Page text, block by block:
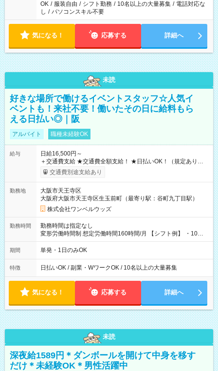
OK / 服装自由 / シフト勤務 / 10名以上の大量募集 / 電話対応な
し / パソコンスキル不要
気になる！ 応募する 詳細へ
未読
好きな場所で働けるイベントスタッフ☆人気イ
ベントも！来社不要！働いたその日に給料もら
える日払い◎｜阪
アルバイト 職種未経験OK
給与
日給16,500円～
＋交通費支給 ★交通費全額支給！ ★日払いOK！（規定あり） ┗
働いたその日に現金GET♪ お仕事後はコンビニATMから 日払
交通費別途支給あり
勤務地
大阪市天王寺区
大阪府大阪市天王寺区生玉前町（最寄り駅：谷町九丁目駅）
株式会社ワンベルウッズ
勤務時間
勤務時間は指定なし
変形労働時間制 想定労働時間160時間/月 【シフト例】 ・10：
00～20：00
期間 単発・1日のみOK
特徴 日払いOK / 副業・WワークOK / 10名以上の大量募集
気になる！ 応募する 詳細へ
未読
深夜給1589円＊ダンボールを開けて中身を移す
だけ＊未経験OK＊男性活躍中